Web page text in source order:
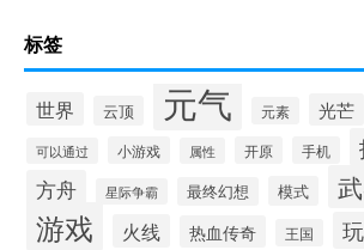
标签
世界 云顶 元气 元素 光芒
可以通过 小游戏 属性 开原 手机
方舟 星际争霸 最终幻想 模式
游戏 火线 热血传奇 王国